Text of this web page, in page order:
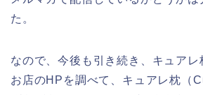
た。
なので、今後も引き続き、キュア
お店のHPを調べて、キュアレ枕（